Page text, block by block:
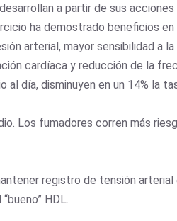
a partir de sus
ha demostrado beneficios
arterial, mayor sensibilidad a
cardíaca y reducción de la
día, disminuyen en un 14% la
Los fumadores corren más
registro de tensión arterial
HDL.